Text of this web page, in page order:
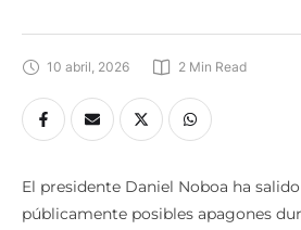
10 abril, 2026 2 Min Read
El presidente Daniel Noboa ha
públicamente posibles apagones